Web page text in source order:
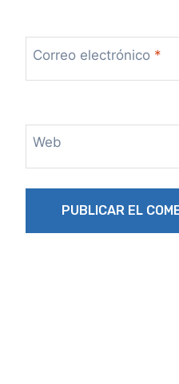
Correo electrónico *
Web